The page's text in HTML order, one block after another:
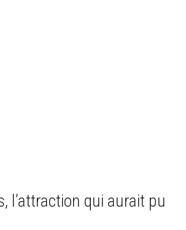
l’attraction qui aurait pu